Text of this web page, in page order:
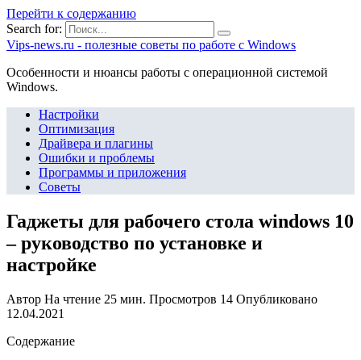
Перейти к содержанию
Search for:
Vips-news.ru - полезные советы по работе с Windows
Особенности и нюансы работы с операционной системой
Windows.
Настройки
Оптимизация
Драйвера и плагины
Ошибки и проблемы
Программы и приложения
Советы
Гаджеты для рабочего стола windows 10
– руководство по установке и
настройке
Автор На чтение 25 мин. Просмотров 14 Опубликовано
12.04.2021
Содержание